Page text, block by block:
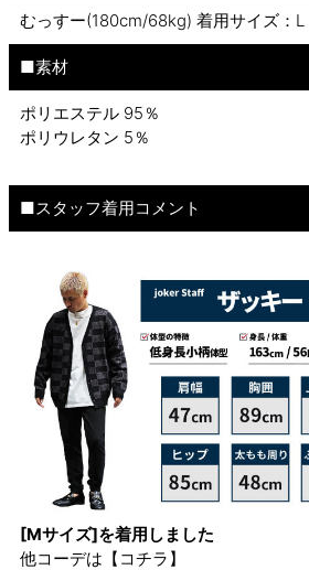
むっすー(180cm/68kg) 着用サイズ：L
■素材
ポリエステル 95％
ポリウレタン 5％
■スタッフ着用コメント
[Mサイズ]を着用しました
他コーデは 【コチラ】